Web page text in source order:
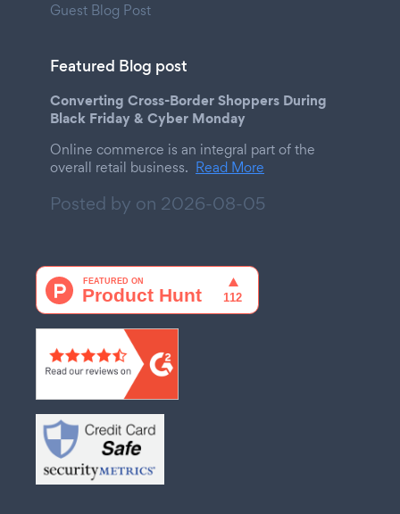
Guest Blog Post
Featured Blog post
Converting Cross-Border Shoppers During
Black Friday & Cyber Monday
Online commerce is an integral part of the
overall retail business. Read More
Posted by on 2026-08-05